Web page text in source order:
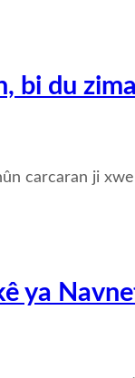
bi du
carcaran ji
ya